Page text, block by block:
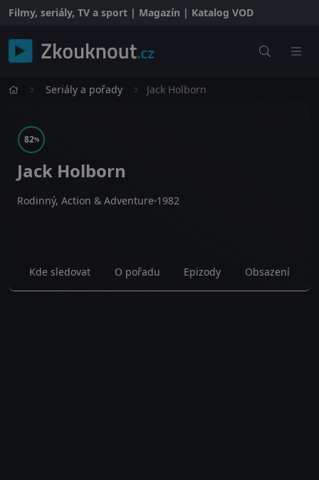
Filmy, seriály, TV a sport | Magazín | Katalog VOD
Seriály a pořady Jack Holborn
82%
Jack Holborn
Rodinný, Action & Adventure 1982
Kde sledovat O pořadu Epizody Obsazení